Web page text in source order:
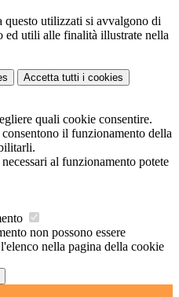
questo utilizzati si avvalgono di
ed utili alle finalità illustrate nella
Accetta tutti i cookies
quali cookie consentire.
il funzionamento della
al funzionamento potete
non possono essere
nella pagina della cookie